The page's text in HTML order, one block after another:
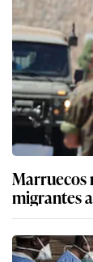
Marruecos
migrantes